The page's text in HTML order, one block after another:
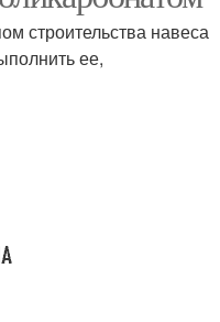
строительства навеса
ее,